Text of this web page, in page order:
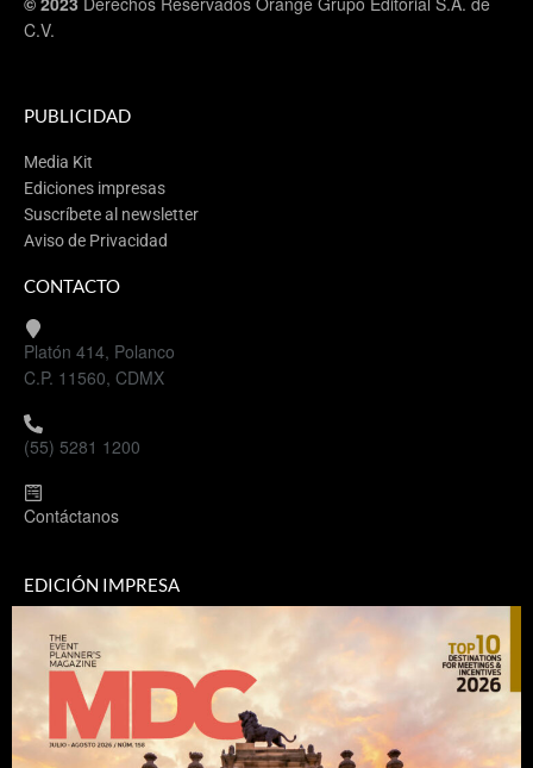
C.V.
PUBLICIDAD
Media Kit
Ediciones impresas
Suscríbete al newsletter
Aviso de Privacidad
CONTACTO
Platón 414, Polanco
C.P. 11560, CDMX
(55) 5281 1200
Contáctanos
EDICIÓN IMPRESA